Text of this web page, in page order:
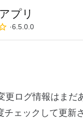
プリ
6.5.0.0
ログ情報はま
ェックして更新